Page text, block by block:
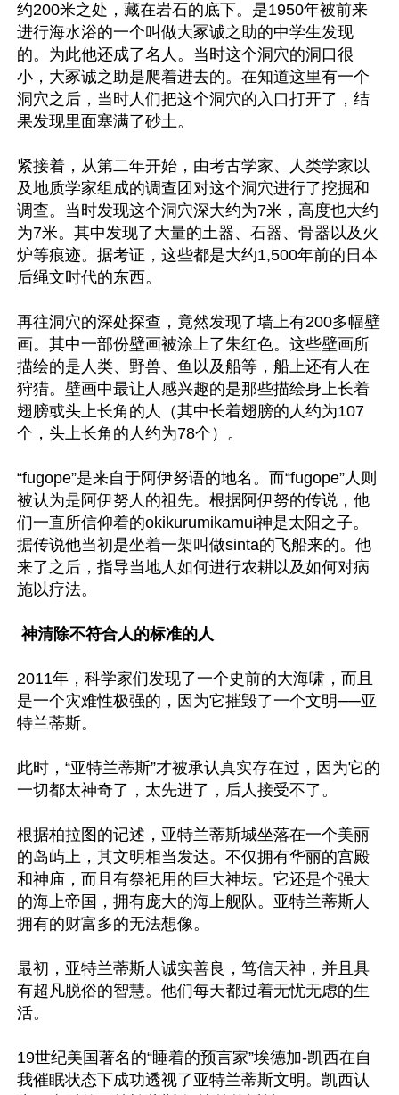
约200米之处，藏在岩石的底下。是1950年被前来
进行海水浴的一个叫做大冢诚之助的中学生发现
的。为此他还成了名人。当时这个洞穴的洞口很
小，大冢诚之助是爬着进去的。在知道这里有一个
洞穴之后，当时人们把这个洞穴的入口打开了，结
果发现里面塞满了砂土。
紧接着，从第二年开始，由考古学家、人类学家以
及地质学家组成的调查团对这个洞穴进行了挖掘和
调查。当时发现这个洞穴深大约为7米，高度也大约
为7米。其中发现了大量的土器、石器、骨器以及火
炉等痕迹。据考证，这些都是大约1,500年前的日本
后绳文时代的东西。
再往洞穴的深处探查，竟然发现了墙上有200多幅壁
画。其中一部份壁画被涂上了朱红色。这些壁画所
描绘的是人类、野兽、鱼以及船等，船上还有人在
狩猎。壁画中最让人感兴趣的是那些描绘身上长着
翅膀或头上长角的人（其中长着翅膀的人约为107
个，头上长角的人约为78个）。
“fugope”是来自于阿伊努语的地名。而“fugope”人则
被认为是阿伊努人的祖先。根据阿伊努的传说，他
们一直所信仰着的okikurumikamui神是太阳之子。
据传说他当初是坐着一架叫做sinta的飞船来的。他
来了之后，指导当地人如何进行农耕以及如何对病
施以疗法。
神清除不符合人的标准的人
2011年，科学家们发现了一个史前的大海啸，而且
是一个灾难性极强的，因为它摧毁了一个文明──亚
特兰蒂斯。
此时，“亚特兰蒂斯”才被承认真实存在过，因为它的
一切都太神奇了，太先进了，后人接受不了。
根据柏拉图的记述，亚特兰蒂斯城坐落在一个美丽
的岛屿上，其文明相当发达。不仅拥有华丽的宫殿
和神庙，而且有祭祀用的巨大神坛。它还是个强大
的海上帝国，拥有庞大的海上舰队。亚特兰蒂斯人
拥有的财富多的无法想像。
最初，亚特兰蒂斯人诚实善良，笃信天神，并且具
有超凡脱俗的智慧。他们每天都过着无忧无虑的生
活。
19世纪美国著名的“睡着的预言家”埃德加-凯西在自
我催眠状态下成功透视了亚特兰蒂斯文明。凯西认